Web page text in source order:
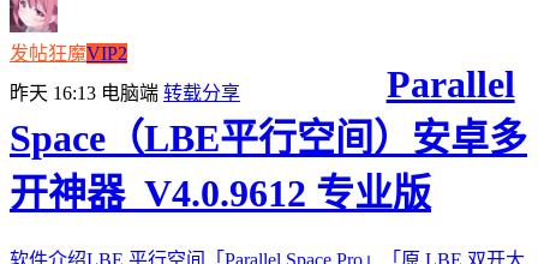
发帖狂魔VIP2
昨天 16:13 电脑端 转载分享
Parallel
Space（LBE平行空间）安卓多
开神器_V4.0.9612 专业版
软件介绍LBE 平行空间「Parallel Space Pro」「原 LBE 双开大